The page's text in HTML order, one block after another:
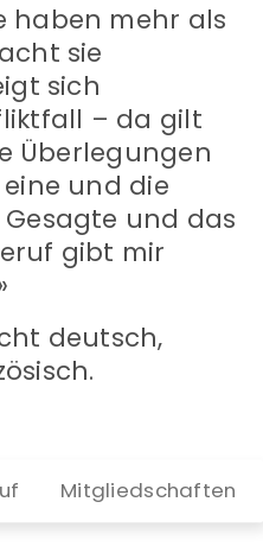
haben mehr als
sie
sich
– da gilt
Überlegungen
und die
und das
gibt mir
deutsch,
Mitgliedschaften